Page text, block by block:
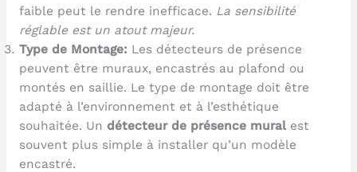
faible peut le rendre inefficace. La sensibilité
réglable est un atout majeur.
Type de Montage: Les détecteurs de présence
peuvent être muraux, encastrés au plafond ou
montés en saillie. Le type de montage doit être
adapté à l’environnement et à l’esthétique
souhaitée. Un détecteur de présence muralest
souvent plus simple à installer qu’un modèle
encastré.